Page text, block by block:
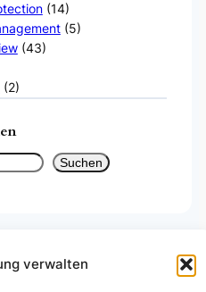
verwalten
(14)
(5)
(43)
(2)
Suchen